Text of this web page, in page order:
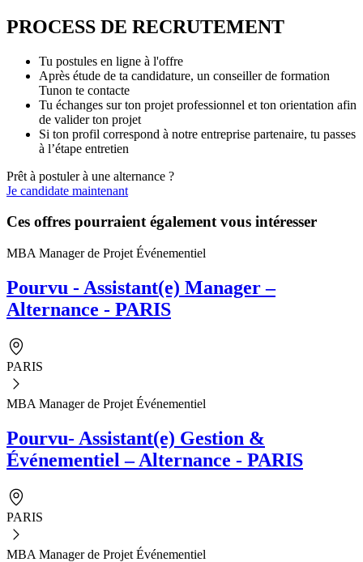
PROCESS DE RECRUTEMENT
Tu postules en ligne à l'offre
Après étude de ta candidature, un conseiller de formation
Tunon te contacte
Tu échanges sur ton projet professionnel et ton orientation afin
de valider ton projet
Si ton profil correspond à notre entreprise partenaire, tu passes
à l’étape entretien
Prêt à postuler à une alternance ?
Je candidate maintenant
Ces offres pourraient également vous intéresser
MBA Manager de Projet Événementiel
Pourvu - Assistant(e) Manager –
Alternance - PARIS
PARIS
MBA Manager de Projet Événementiel
Pourvu- Assistant(e) Gestion &
Événementiel – Alternance - PARIS
PARIS
MBA Manager de Projet Événementiel